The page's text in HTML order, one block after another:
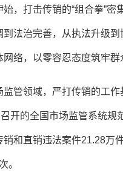
始，打击传销的“组合拳”密
到法治完善，从执法升级
网络，以零容忍态度筑牢群
监管领域，严打传销的工
开的全国市场监管系统规
销和直销违法案件21.28万
。